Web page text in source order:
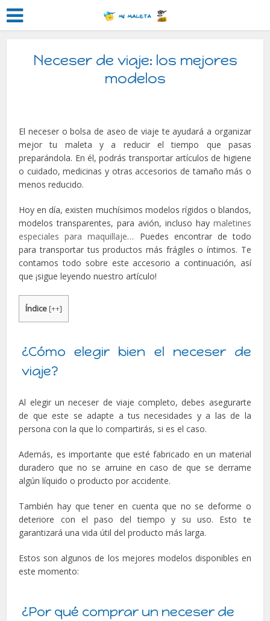
Neceser de viaje: los mejores
modelos
El neceser o bolsa de aseo de viaje te ayudará a organizar
mejor tu maleta y a reducir el tiempo que pasas
preparándola. En él, podrás transportar artículos de higiene
o cuidado, medicinas y otras accesorios de tamaño más o
menos reducido.
Hoy en día, existen muchísimos modelos rígidos o blandos,
modelos transparentes, para avión, incluso hay maletines
especiales para maquillaje… Puedes encontrar de todo
para transportar tus productos más frágiles o íntimos. Te
contamos todo sobre este accesorio a continuación, así
que ¡sigue leyendo nuestro artículo!
Índice [++]
¿Cómo elegir bien el neceser de
viaje?
Al elegir un neceser de viaje completo, debes asegurarte
de que este se adapte a tus necesidades y a las de la
persona con la que lo compartirás, si es el caso.
Además, es importante que esté fabricado en un material
duradero que no se arruine en caso de que se derrame
algún líquido o producto por accidente.
También hay que tener en cuenta que no se deforme o
deteriore con el paso del tiempo y su uso. Esto te
garantizará una vida útil del producto más larga.
Estos son algunos de los mejores modelos disponibles en
este momento:
¿Por qué comprar un neceser de